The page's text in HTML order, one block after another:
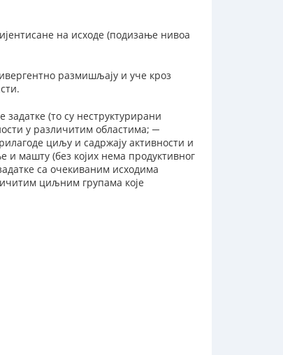
на исходе (подизање нивоа
размишљају и уче кроз
(то су неструктурирани
у различитим областима; ─
циљу и садржају активности и
и машту (без којих нема продуктивног
са очекиваним исходима
циљним групама које